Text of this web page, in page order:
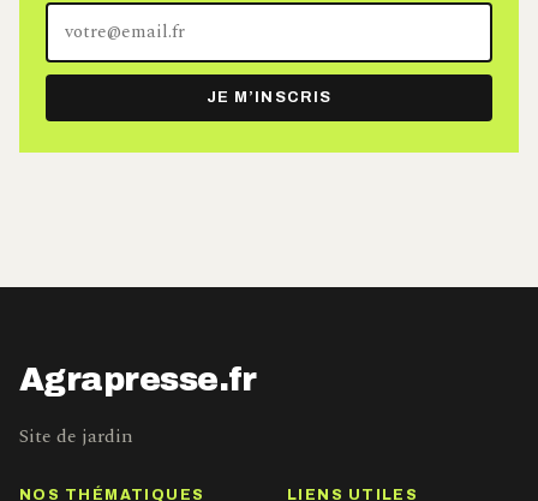
Votre
adresse
e-
mail
JE M’INSCRIS
Agrapresse.fr
Site de jardin
NOS THÉMATIQUES LIENS UTILES